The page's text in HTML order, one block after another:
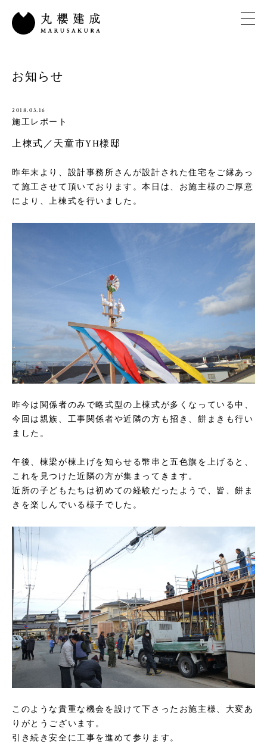
お知らせ
2018.03.16
施工レポート
上棟式／天童市YH様邸
昨年末より、設計事務所さんが設計された住宅をご縁あっ
て施工させて頂いております。本日は、お施主様のご厚意
により、上棟式を行いました。
昨今は関係者のみで略式型の上棟式が多くなっている中、
今回は親族、工事関係者や近隣の方も招き、餅まきも行い
ました。
午後、棟梁が棟上げを知らせる幣串と五色旗を上げると、
これを見つけた近隣の方が集まってきます。
近所の子どもたちは初めての経験だったようで、皆、餅ま
きを楽しんでいる様子でした。
このような貴重な機会を設けて下さったお施主様、大変あ
りがとうございます。
引き続き安全に工事を進めて参ります。